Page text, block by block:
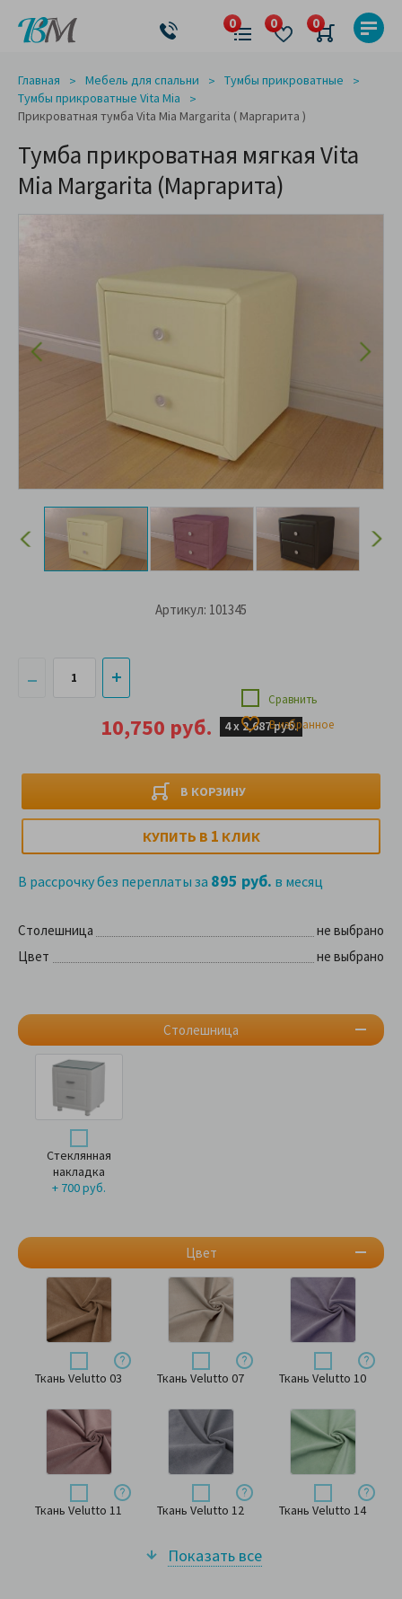
Главная Мебель для спальни
Тумбы прикроватные
Тумбы прикроватные Vita Mia
Прикроватная тумба Vita Mia Margarita ( Маргарита )
Тумба прикроватная мягкая Vita
Mia Margarita (Маргарита)
Артикул: 101345
10,750 руб. 4 х2,687 руб.
В КОРЗИНУ
Сравнить
В избранное
КУПИТЬ В 1 КЛИК
В рассрочку без переплаты за 895 руб. в месяц
Столешница
не выбрано
Цвет
не выбрано
Столешница
Цвет
Стеклянная
накладка
+ 700 руб.
Ткань Velutto 03 Ткань Velutto 07 Ткань Velutto 10
Ткань Velutto 11 Ткань Velutto 12 Ткань Velutto 14
Показать все